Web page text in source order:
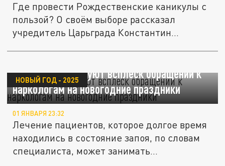
Где провести Рождественские каникулы с
пользой? О своём выборе рассказал
учредитель Царьграда Константин...
В России фиксируют всплеск обращений к
наркологам на новогодние праздники
НОВЫЙ ГОД - 2025
01 ЯНВАРЯ 23:32
Лечение пациентов, которое долгое время
находились в состояние запоя, по словам
специалиста, может занимать...